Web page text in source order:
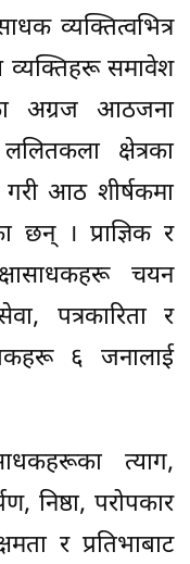
व्यक्तित्वभित्र
व्यक्तिहरू समावेश
अग्रज आठजना
क्षेत्रका
आठ शीर्षकमा
छन् । प्राज्ञिक र
चयन
पत्रकारिता र
६ जनालाई
त्याग,
निष्ठा, परोपकार
र प्रतिभाबाट